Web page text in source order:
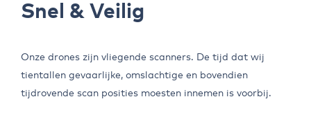
Snel & Veilig
Onze drones zijn vliegende scanners. De tijd dat wij
tientallen gevaarlijke, omslachtige en bovendien
tijdrovende scan posities moesten innemen is voorbij.